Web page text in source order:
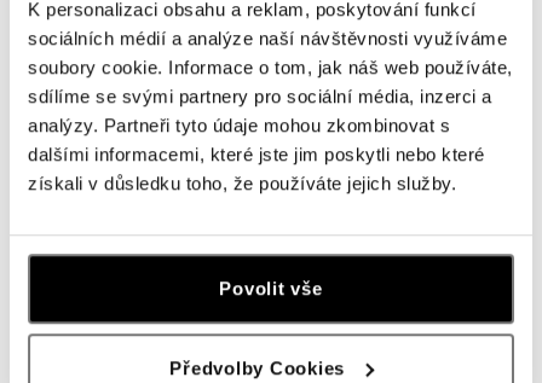
K personalizaci obsahu a reklam, poskytování funkcí
sociálních médií a analýze naší návštěvnosti využíváme
soubory cookie. Informace o tom, jak náš web používáte,
sdílíme se svými partnery pro sociální média, inzerci a
analýzy. Partneři tyto údaje mohou zkombinovat s
dalšími informacemi, které jste jim poskytli nebo které
získali v důsledku toho, že používáte jejich služby.
Povolit vše
Předvolby Cookies
tel.: +420724986111